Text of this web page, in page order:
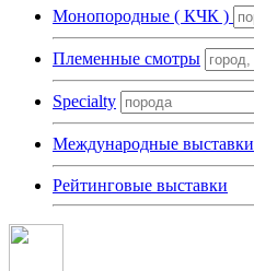
Монопородные ( КЧК )
Племенные смотры
Specialty
Международные выставки
Рейтинговые выставки